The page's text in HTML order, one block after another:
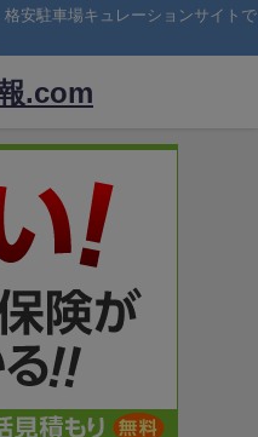
安駐車場キュレーションサイトで
.com